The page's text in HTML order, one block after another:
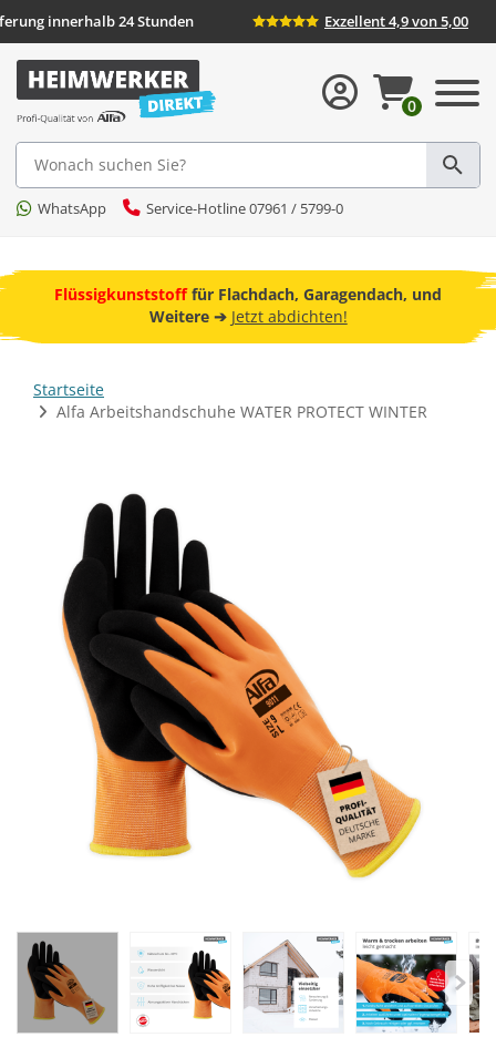
innerhalb 24 Stunden Exzellent 4,9 von 5,00
Suche
WhatsApp Service-Hotline 07961 / 5799-0
0
Flüssigkunststofffür Flachdach, Garagendach, und
Weitere ➔ Jetzt abdichten!
Startseite
Alfa Arbeitshandschuhe WATER PROTECT WINTER